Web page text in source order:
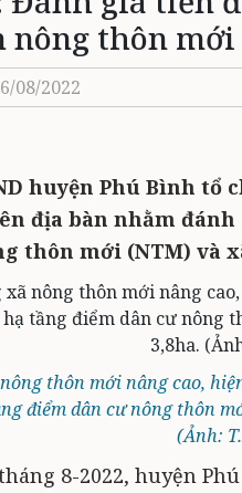
nông thôn mới
08/2022
huyện Phú Bình
địa bàn nhằm
thôn mới (NTM) và
thôn mới nâng cao,
điểm dân cư nông thôn
(Ảnh:
8-2022, huyện